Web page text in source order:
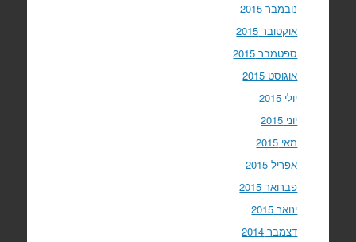
נובמבר 2015
אוקטובר 2015
ספטמבר 2015
אוגוסט 2015
יולי 2015
יוני 2015
מאי 2015
אפריל 2015
פברואר 2015
ינואר 2015
דצמבר 2014